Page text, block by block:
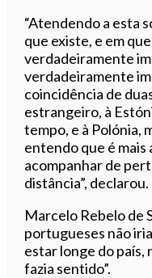
“Atendendo a esta
que existe, e em
verdadeiramente
verdadeiramente
coincidência de
estrangeiro, à
tempo, e à Polónia,
entendo que é mais
acompanhar de
distância”, declarou.
Marcelo Rebelo de
portugueses não
estar longe do país,
fazia sentido”.